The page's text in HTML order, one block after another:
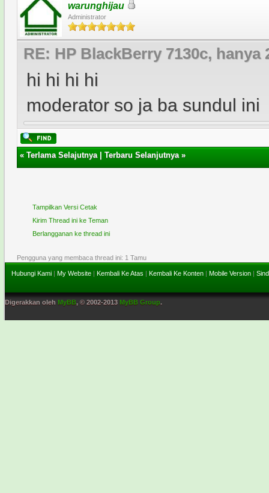
warunghijau
Administrator
RE: HP BlackBerry 7130c, hanya
hi hi hi hi
moderator so ja ba sundul ini
«Terlama Selajutnya|Terbaru Selanjutnya»
Tampilkan Versi Cetak
Kirim Thread ini ke Teman
Berlangganan ke thread ini
Pengguna yang membaca thread ini: 1 Tamu
Hubungi Kami | My Website | Kembali Ke Atas | Kembali Ke Konten | Mobile Version |
Digerakkan oleh MyBB, © 2002-2013 MyBB Group.